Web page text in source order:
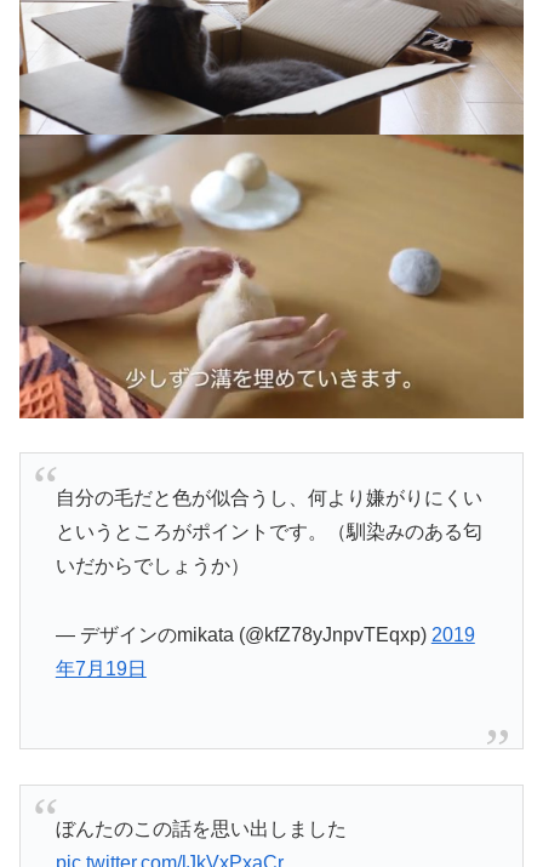
自分の毛だと色が似合うし、何より嫌がりにくい
というところがポイントです。（馴染みのある匂
いだからでしょうか）
— デザインのmikata (@kfZ78yJnpvTEqxp) 2019
年7月19日
ぼんたのこの話を思い出しました
pic.twitter.com/lJkVxPxaCr